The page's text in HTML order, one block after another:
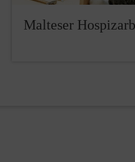
Malteser